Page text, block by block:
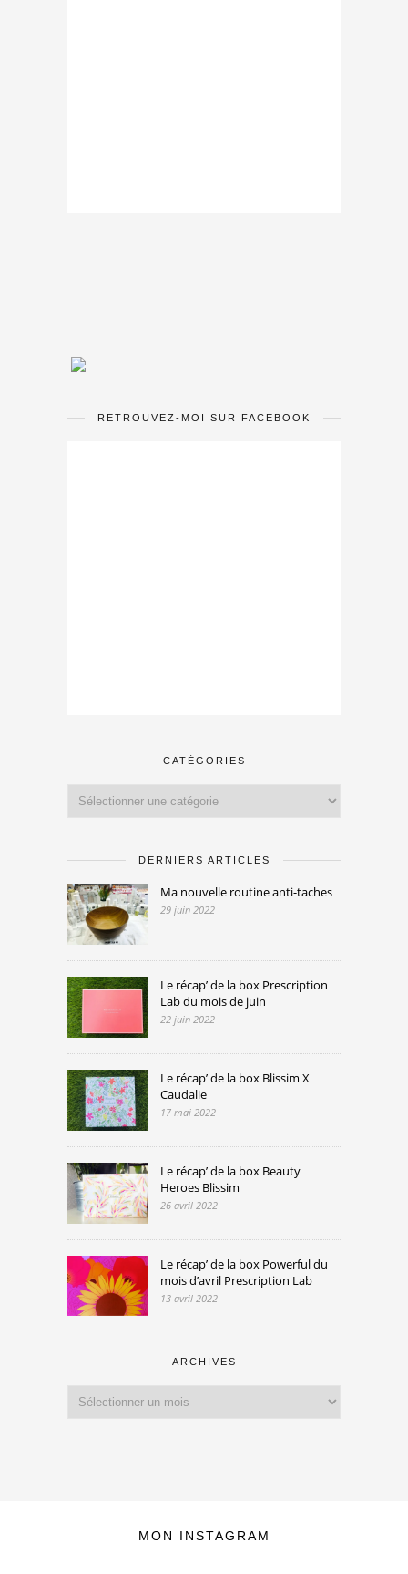
RETROUVEZ-MOI SUR FACEBOOK
CATÉGORIES
DERNIERS ARTICLES
Ma nouvelle routine anti-taches
29 juin 2022
Le récap’ de la box Prescription
Lab du mois de juin
22 juin 2022
Le récap’ de la box Blissim X
Caudalie
17 mai 2022
Le récap’ de la box Beauty
Heroes Blissim
26 avril 2022
Le récap’ de la box Powerful du
mois d’avril Prescription Lab
13 avril 2022
ARCHIVES
MON INSTAGRAM